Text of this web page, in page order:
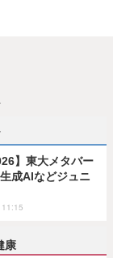
】東大メタバー
成AIなどジュニ
康